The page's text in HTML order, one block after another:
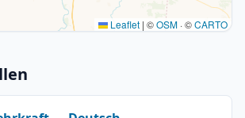
Leaflet | ©OSM · ©CARTO